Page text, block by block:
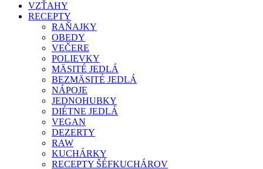
VZŤAHY
RECEPTY
RAŇAJKY
OBEDY
VEČERE
POLIEVKY
MÄSITÉ JEDLÁ
BEZMÄSITÉ JEDLÁ
NÁPOJE
JEDNOHUBKY
DIÉTNE JEDLÁ
VEGAN
DEZERTY
RAW
KUCHÁRKY
RECEPTY ŠÉFKUCHÁROV